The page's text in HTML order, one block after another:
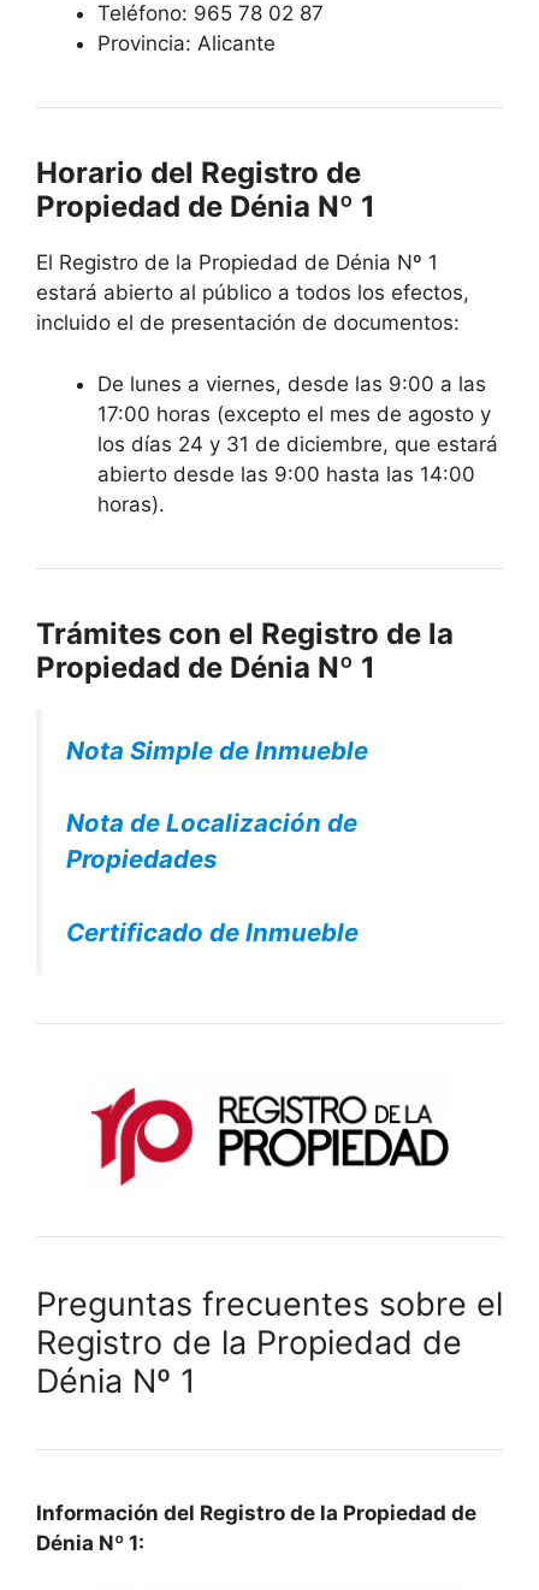
Teléfono: 965 78 02 87
Provincia: Alicante
Horario del Registro de
Propiedad de Dénia Nº 1
El Registro de la Propiedad de Dénia Nº 1
estará abierto al público a todos los efectos,
incluido el de presentación de documentos:
De lunes a viernes, desde las 9:00 a las
17:00 horas (excepto el mes de agosto y
los días 24 y 31 de diciembre, que estará
abierto desde las 9:00 hasta las 14:00
horas).
Trámites con el Registro de la
Propiedad de Dénia Nº 1
Nota Simple de Inmueble
Nota de Localización de
Propiedades
Certificado de Inmueble
Preguntas frecuentes sobre el
Registro de la Propiedad de
Dénia Nº 1
Información del Registro de la Propiedad de
Dénia Nº 1: